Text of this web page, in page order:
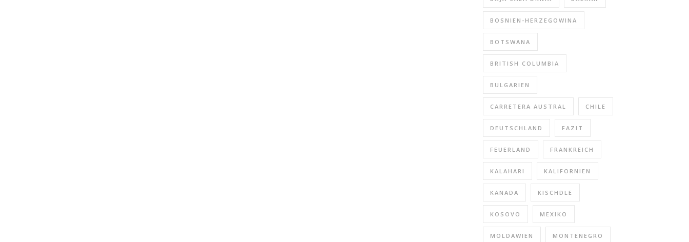
BOSNIEN-HERZEGOWINA
BOTSWANA
BRITISH COLUMBIA
BULGARIEN
CARRETERA AUSTRAL CHILE
DEUTSCHLAND FAZIT
FEUERLAND FRANKREICH
KALAHARI KALIFORNIEN
KANADA KISCHDLE
KOSOVO MEXIKO
MOLDAWIEN MONTENEGRO